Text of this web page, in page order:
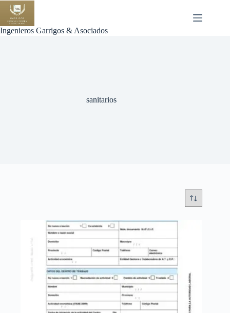
Saltar
contenido
Ingenieros Garrigos & Asociados
sanitarios